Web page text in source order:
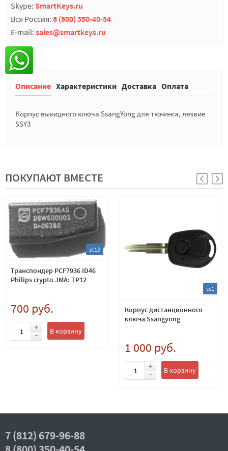
Skype: SmartKeys.ru
Вся Россия: 8 (800) 350-40-54
E-mail: sales@smartkeys.ru
Описание Характеристики Доставка Оплата
Корпус выкидного ключа SsangYong для тюнинга, лезвие
SSY3
ПОКУПАЮТ ВМЕСТЕ
at18
Транспондер PCF7936 ID46
Philips crypto JMA: TP12
700 руб.
В корзину
ss1
Корпус дистанционного
ключа Ssangyong
1 000 руб.
В корзину
7 (812) 679-96-88